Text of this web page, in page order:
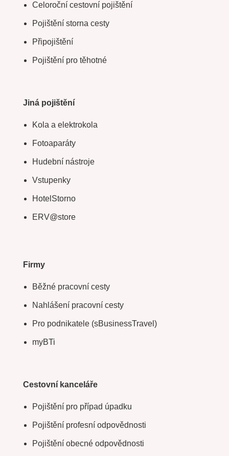
Celoroční cestovní pojištění
Pojištění storna cesty
Připojištění
Pojištění pro těhotné
Jiná pojištění
Kola a elektrokola
Fotoaparáty
Hudební nástroje
Vstupenky
HotelStorno
ERV@store
Firmy
Běžné pracovní cesty
Nahlášení pracovní cesty
Pro podnikatele (sBusinessTravel)
myBTi
Cestovní kanceláře
Pojištění pro případ úpadku
Pojištění profesní odpovědnosti
Pojištění obecné odpovědnosti